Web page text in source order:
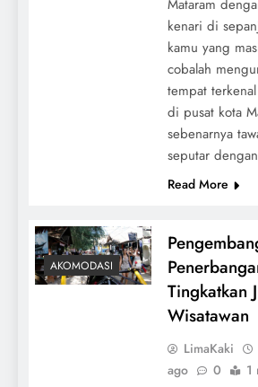
Mataram
kenari di
kamu yang
cobalah
tempat
di pusat kota
sebenarnya
seputar dengan
Read More
AKOMODASI
Tingkatkan
Wisatawan
LimaKaki
ago
0 1